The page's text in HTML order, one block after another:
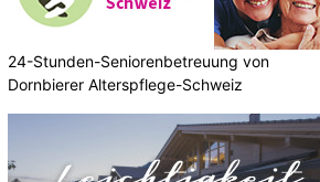
24-Stunden-Seniorenbetreuung von
Dornbierer Alterspflege-Schweiz